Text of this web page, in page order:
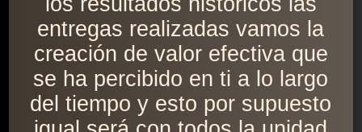
entregas realizadas vamos la
creación de valor efectiva que
se ha percibido en ti a lo largo
del tiempo y esto por supuesto